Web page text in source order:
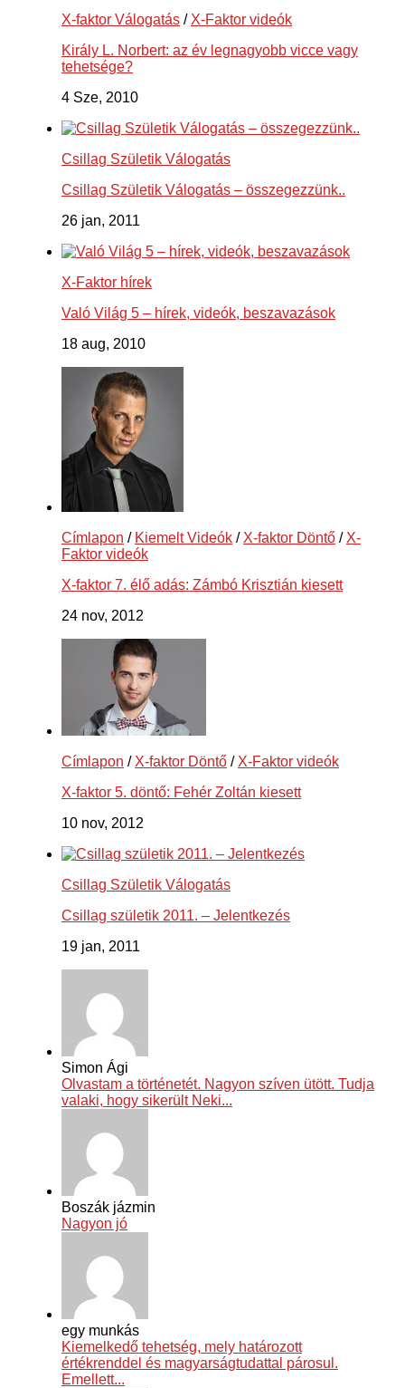
X-faktor Válogatás / X-Faktor videók
Király L. Norbert: az év legnagyobb vicce vagy
tehetsége?
4 Sze, 2010
Csillag Születik Válogatás
Csillag Születik Válogatás – összegezzünk..
26 jan, 2011
X-Faktor hírek
Való Világ 5 – hírek, videók, beszavazások
18 aug, 2010
Címlapon / Kiemelt Videók / X-faktor Döntő / X-
Faktor videók
X-faktor 7. élő adás: Zámbó Krisztián kiesett
24 nov, 2012
Címlapon / X-faktor Döntő / X-Faktor videók
X-faktor 5. döntő: Fehér Zoltán kiesett
10 nov, 2012
Csillag Születik Válogatás
Csillag születik 2011. – Jelentkezés
19 jan, 2011
Simon Ági
Olvastam a történetét. Nagyon szíven ütött. Tudja
valaki, hogy sikerült Neki...
Boszák jázmin
Nagyon jó
egy munkás
Kiemelkedő tehetség, mely határozott
értékrenddel és magyarságtudattal párosul.
Emellett...